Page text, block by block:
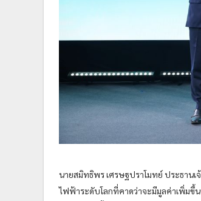
นายสมิทธิพร เศรษฐปราโมทย์ ประธาน
ไฟฟ้าระดับโลกที่คาดว่าจะมีมูลค่าเพิ่มขึ้